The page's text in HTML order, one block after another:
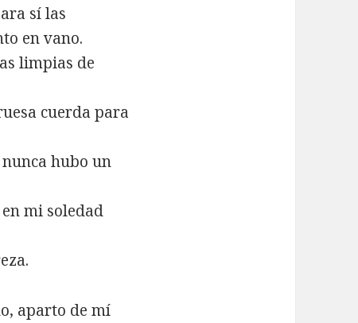
sí las
en vano.
limpias de
cuerda para
hubo un
mi soledad
aparto de mí